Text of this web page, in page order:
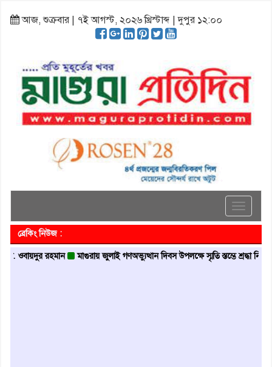
আজ, শুক্রবার | ৭ই আগস্ট, ২০২৬ খ্রিস্টাব্দ | দুপুর ১২:০০
Toggle
ব্রেকিং নিউজ :
রহমান মাগুরায় জুলাই গণঅভ্যুত্থান দিবস উপলক্ষে স্মৃতি স্তম্ভে শ্রদ্ধা নিবেদন